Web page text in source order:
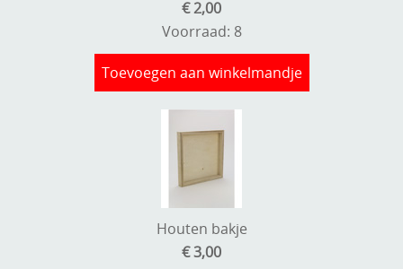
€ 2,00
Voorraad: 8
Toevoegen aan winkelmandje
Houten bakje
€ 3,00